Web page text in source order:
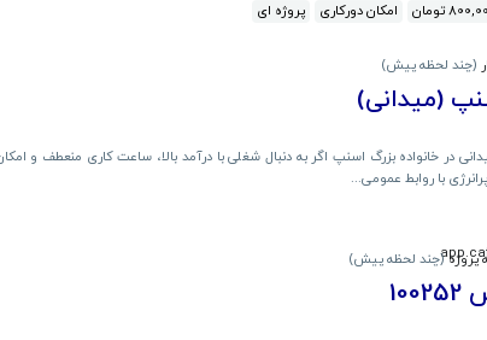
امکان دورکاری پروژه ای
(چند لحظه پیش)
(میدانی)
در خانواده بزرگ اسنپ اگر به دنبال شغلی با درآمد بالا، ساعت کاری منعطف و
با روابط عمومی...
پروژه (چند لحظه پیش)